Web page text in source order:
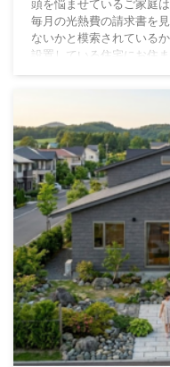
頭を悩ませているご家庭
毎月の光熱費の請求書を
ないかと模索されている
設置している住宅にお住
発電した電力をそのまま
くの方が検討し始めるの